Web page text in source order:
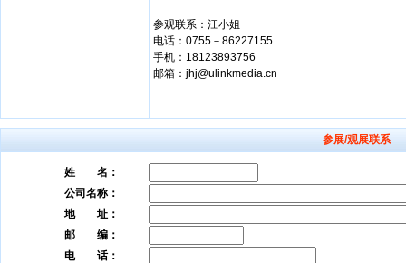
参观联系：江小姐
电话：0755－86227155
手机：18123893756
邮箱：jhj@ulinkmedia.cn
参展/观展联系
姓 名：
公司名称：
地 址：
邮 编：
电 话：